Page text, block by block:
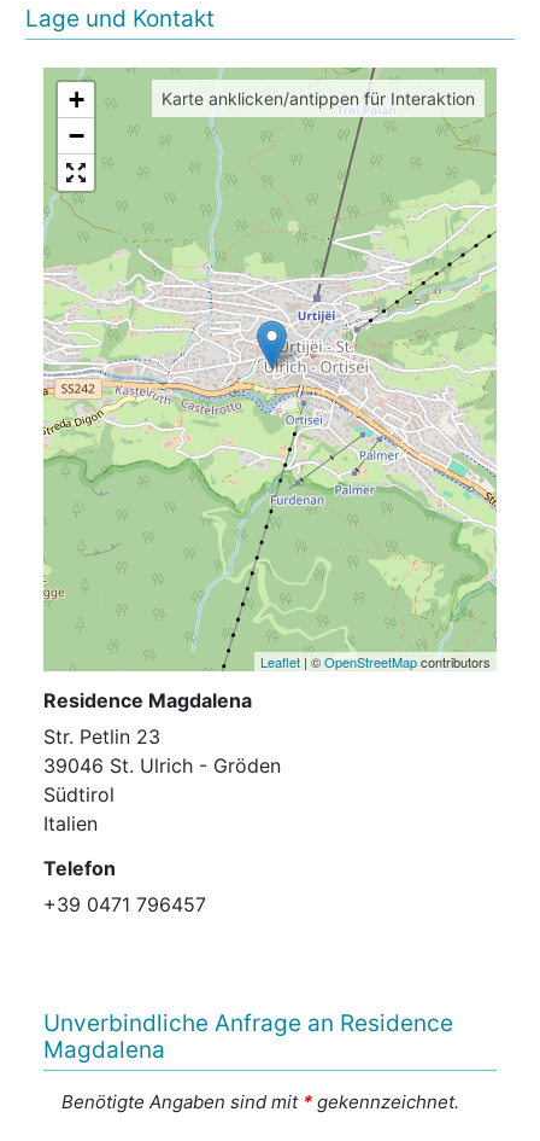
Lage und Kontakt
+
−
Leaflet | ©OpenStreetMapcontributors
Karte anklicken/antippen für Interaktion
Residence Magdalena
Str. Petlin 23
39046 St. Ulrich - Gröden
Südtirol
Italien
Telefon
+39 0471 796457
Unverbindliche Anfrage an Residence
Magdalena
Benötigte Angaben sind mit *gekennzeichnet.